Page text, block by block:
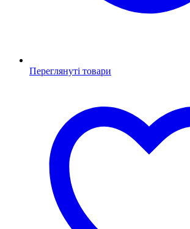
Переглянуті товари